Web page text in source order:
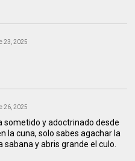
23, 2025
26, 2025
sometido y adoctrinado desde
la cuna, solo sabes agachar la
sabana y abris grande el culo.